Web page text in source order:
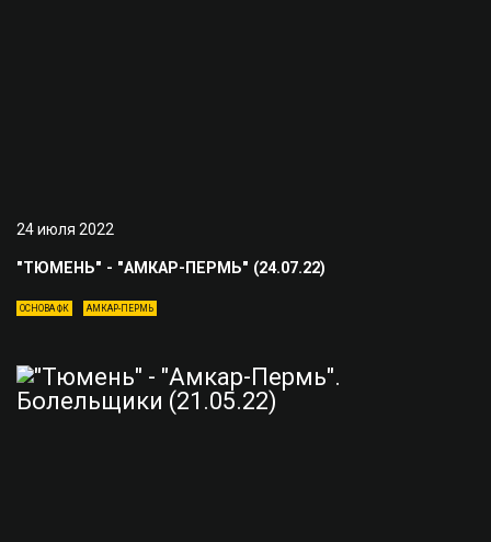
24 июля 2022
"ТЮМЕНЬ" - "АМКАР-ПЕРМЬ" (24.07.22)
ОСНОВА ФК АМКАР-ПЕРМЬ